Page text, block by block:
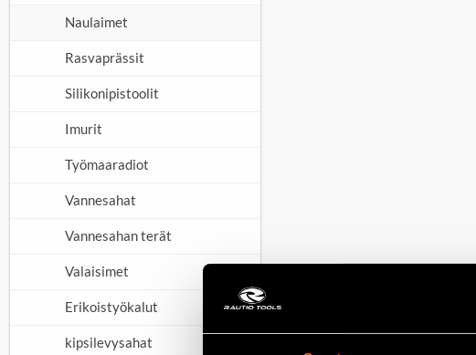
Naulaimet
Rasvaprässit
Silikonipistoolit
Imurit
Työmaaradiot
Vannesahat
Vannesahan terät
Valaisimet
Erikoistyökalut
kipsilevysahat